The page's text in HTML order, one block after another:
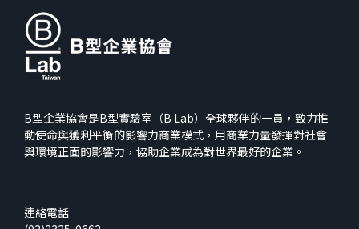
B型企業協會是B型實驗室（B Lab）全球夥伴的一員，致力推
動使命與獲利平衡的影響力商業模式，用商業力量發揮對社會
與環境正面的影響力，協助企業成為對世界最好的企業。
連絡電話